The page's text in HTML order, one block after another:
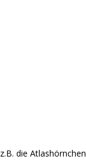
die Atlashörnchen